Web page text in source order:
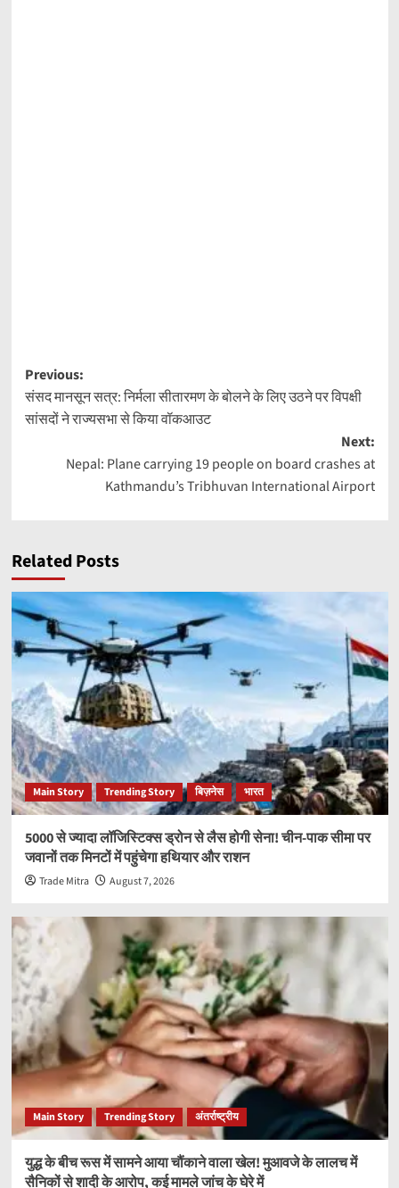
Post
navigation
Previous:
संसद मानसून सत्र: निर्मला सीतारमण के बोलने के लिए उठने पर विपक्षी
सांसदों ने राज्यसभा से किया वॉकआउट
Next:
Nepal: Plane carrying 19 people on board crashes at
Kathmandu’s Tribhuvan International Airport
Related Posts
Main Story Trending Story बिज़नेस भारत
5000 से ज्यादा लॉजिस्टिक्स ड्रोन से लैस होगी सेना! चीन-पाक सीमा पर
जवानों तक मिनटों में पहुंचेगा हथियार और राशन
Trade Mitra August 7, 2026
Main Story Trending Story अंतर्राष्ट्रीय
युद्ध के बीच रूस में सामने आया चौंकाने वाला खेल! मुआवजे के लालच में
सैनिकों से शादी के आरोप, कई मामले जांच के घेरे में